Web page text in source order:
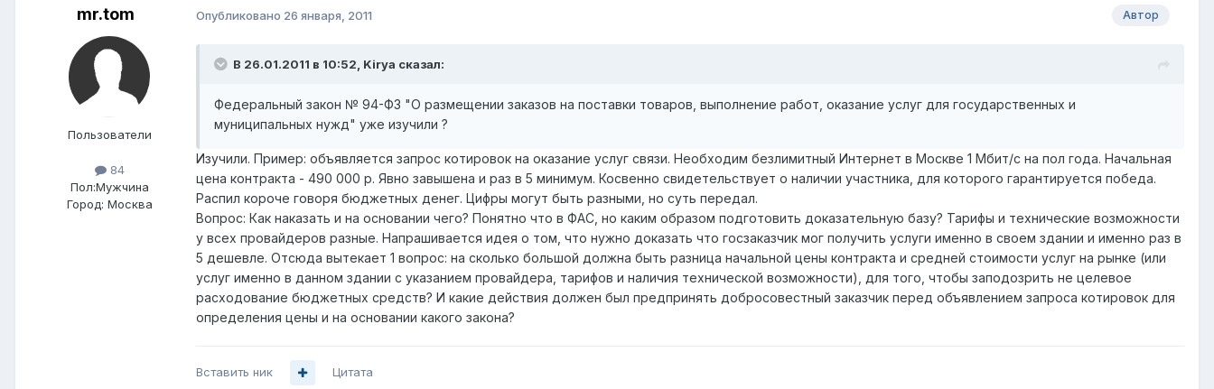
mr.tom
Пользователи
84
Пол:Мужчина
Город: Москва
Автор
Опубликовано 26 января, 2011
В 26.01.2011 в 10:52, Kirya сказал:
Федеральный закон № 94-ФЗ "О размещении заказов на поставки товаров, выполнение работ, оказание услуг для государственных и
муниципальных нужд" уже изучили ?
Изучили. Пример: объявляется запрос котировок на оказание услуг связи. Необходим безлимитный Интернет в Москве 1 Мбит/с на пол года. Начальная
цена контракта - 490 000 р. Явно завышена и раз в 5 минимум. Косвенно свидетельствует о наличии участника, для которого гарантируется победа.
Распил короче говоря бюджетных денег. Цифры могут быть разными, но суть передал.
Вопрос: Как наказать и на основании чего? Понятно что в ФАС, но каким образом подготовить доказательную базу? Тарифы и технические возможности
у всех провайдеров разные. Напрашивается идея о том, что нужно доказать что госзаказчик мог получить услуги именно в своем здании и именно раз в
5 дешевле. Отсюда вытекает 1 вопрос: на сколько большой должна быть разница начальной цены контракта и средней стоимости услуг на рынке (или
услуг именно в данном здании с указанием провайдера, тарифов и наличия технической возможности), для того, чтобы заподозрить не целевое
расходование бюджетных средств? И какие действия должен был предпринять добросовестный заказчик перед объявлением запроса котировок для
определения цены и на основании какого закона?
Вставить ник Цитата